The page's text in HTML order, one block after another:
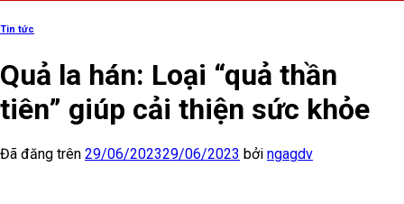
Tin tức
Quả la hán: Loại “quả thần
tiên” giúp cải thiện sức khỏe
Đã đăng trên 29/06/202329/06/2023 bởi ngagdv